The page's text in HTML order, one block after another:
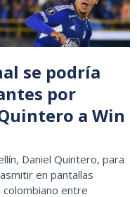
se podría
por
a Win
Daniel Quintero, para
en pantallas
entre